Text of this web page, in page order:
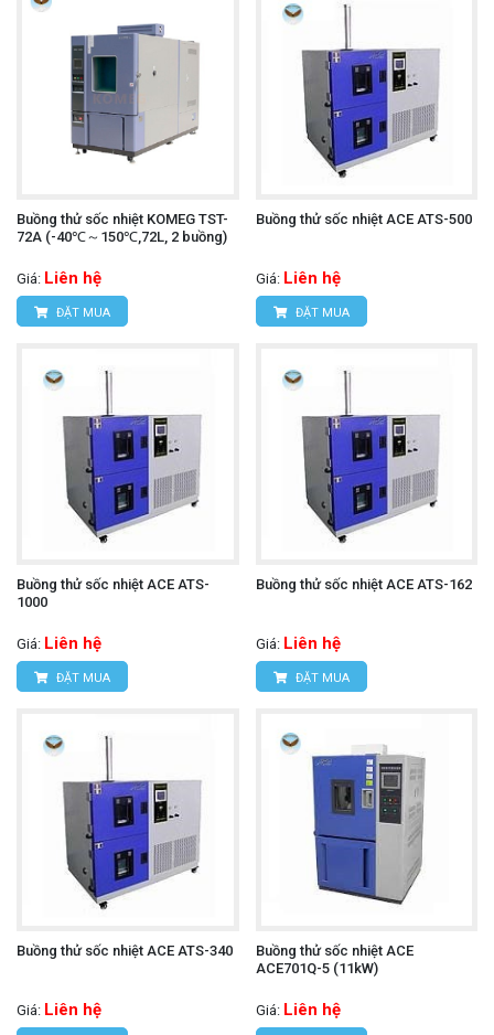
Buồng thử sốc nhiệt KOMEG TST-
72A (-40℃～150℃,72L, 2 buồng)
Giá: Liên hệ
ĐẶT MUA
Buồng thử sốc nhiệt ACE ATS-500
Giá: Liên hệ
ĐẶT MUA
Buồng thử sốc nhiệt ACE ATS-
1000
Giá: Liên hệ
ĐẶT MUA
Buồng thử sốc nhiệt ACE ATS-162
Giá: Liên hệ
ĐẶT MUA
Buồng thử sốc nhiệt ACE ATS-340
Giá: Liên hệ
Buồng thử sốc nhiệt ACE
ACE701Q-5 (11kW)
Giá: Liên hệ